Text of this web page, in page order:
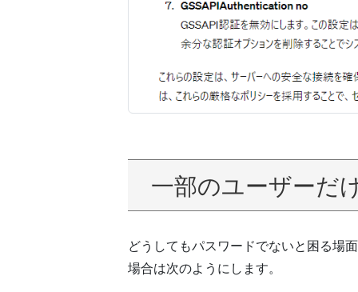
一部のユーザーだ
どうしてもパスワードでないと困る場
場合は次のようにします。